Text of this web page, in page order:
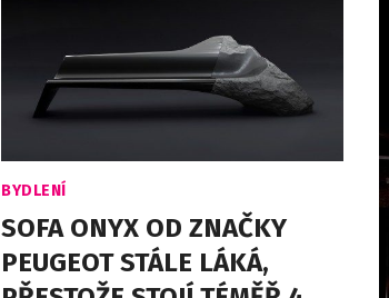
BYDLENÍ
SOFA ONYX OD ZNAČKY
PEUGEOT STÁLE LÁKÁ,